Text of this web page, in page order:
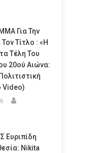
Για Την
Τίτλο : «Η
Τέλη Του
20ού Αιώνα:
Video)
Ευριπίδη
Nikita